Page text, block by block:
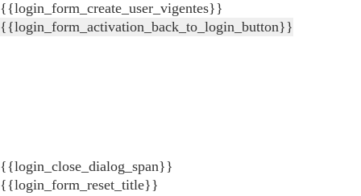
{{login_form_create_user_vigentes}}
{{login_form_activation_back_to_login_button}}
{{login_close_dialog_span}}
{{login_form_reset_title}}